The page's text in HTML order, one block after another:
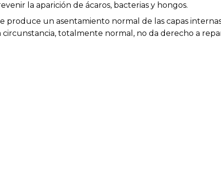
la aparición de ácaros, bacterias y hongos.
produce un asentamiento normal de las capas
circunstancia, totalmente normal, no da derecho a
el producto mostrado y el entregado en cuanto a
a la calidad ni a la utilidad del artículo.